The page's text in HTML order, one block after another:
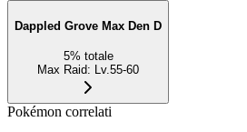
Dappled Grove Max Den D
5% totale
Max Raid: Lv.55-60
Pokémon correlati